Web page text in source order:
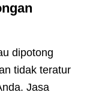
dipotong
tidak teratur
Jasa